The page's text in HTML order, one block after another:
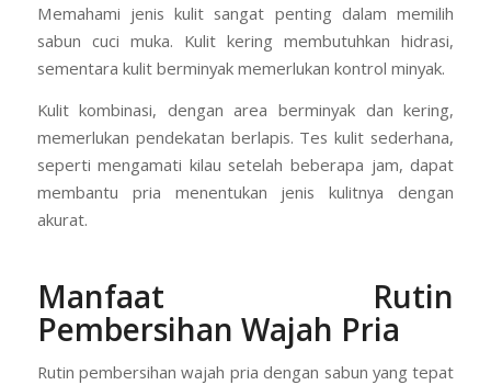
Memahami jenis kulit sangat penting dalam memilih
sabun cuci muka. Kulit kering membutuhkan hidrasi,
sementara kulit berminyak memerlukan kontrol minyak.
Kulit kombinasi, dengan area berminyak dan kering,
memerlukan pendekatan berlapis. Tes kulit sederhana,
seperti mengamati kilau setelah beberapa jam, dapat
membantu pria menentukan jenis kulitnya dengan
akurat.
Manfaat Rutin
Pembersihan Wajah Pria
Rutin pembersihan wajah pria dengan sabun yang tepat